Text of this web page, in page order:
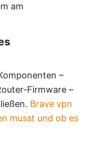
am
–
Firmware –
Brave vpn
musst und ob es